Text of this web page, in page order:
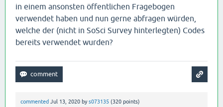
in einem ansonsten öffentlichen Fragebogen
verwendet haben und nun gerne abfragen würden,
welche der (nicht in SoSci Survey hinterlegten) Codes
bereits verwendet wurden?
commented Jul 13, 2020 bys073135 (320 points)